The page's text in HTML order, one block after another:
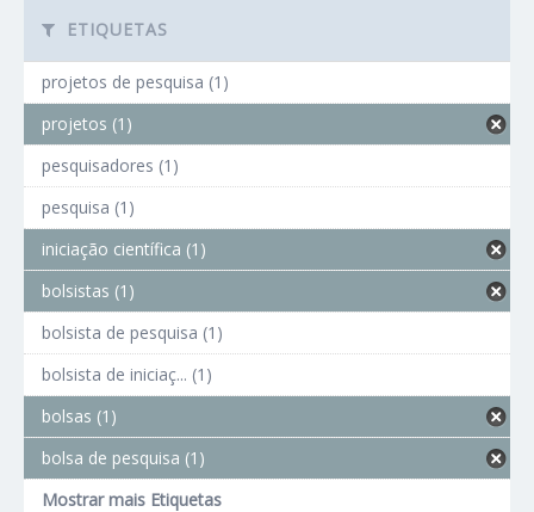
ETIQUETAS
projetos de pesquisa (1)
projetos (1)
pesquisadores (1)
pesquisa (1)
iniciação científica (1)
bolsistas (1)
bolsista de pesquisa (1)
bolsista de iniciaç... (1)
bolsas (1)
bolsa de pesquisa (1)
Mostrar mais Etiquetas